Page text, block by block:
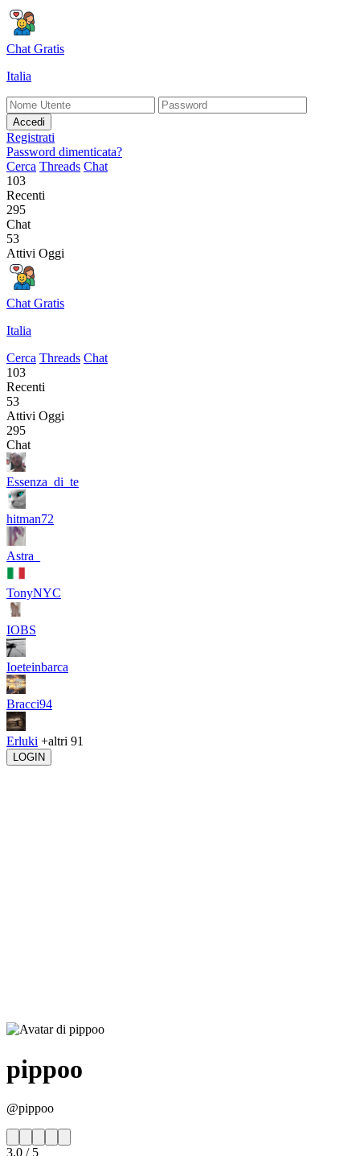
Chat Gratis
Italia
Accedi
Registrati
Password dimenticata?
Cerca Threads Chat
103
Recenti
295
Chat
53
Attivi Oggi
Chat Gratis
Italia
Cerca Threads Chat
103
Recenti
53
Attivi Oggi
295
Chat
Essenza_di_te
hitman72
Astra_
TonyNYC
IOBS
Ioeteinbarca
Bracci94
Erluki +altri 91
LOGIN
pippoo
@pippoo
3.0 / 5